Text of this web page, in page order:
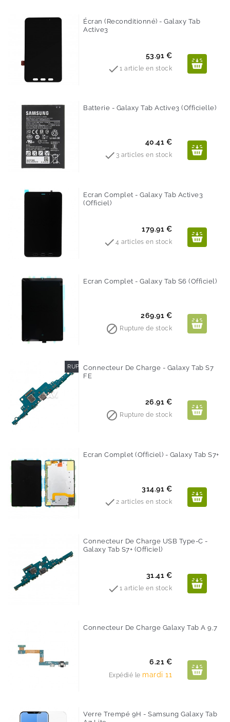
Écran (reconditionné) - Galaxy Tab
Active3
Prix
53.91 €
1 article en stock
Batterie - Galaxy Tab Active3 (Officielle)
Prix
40.41 €
 3 articles en stock
Ecran Complet - Galaxy Tab Active3
(Officiel)
Prix
179.91 €
 4 articles en stock
Ecran Complet - Galaxy Tab S6 (Officiel)
Prix
269.91 €
 Rupture de stock
RUPTURE DE STOCK
Connecteur De Charge - Galaxy Tab S7
FE
Prix
26.91 €
 Rupture de stock
Ecran Complet (Officiel) - Galaxy Tab S7+
Prix
314.91 €
 2 articles en stock
Connecteur De Charge USB Type-C -
Galaxy Tab S7+ (Officiel)
Prix
31.41 €
1 article en stock
Connecteur De Charge Galaxy Tab A 9,7
Prix
6.21 €
Expédié le mardi 11
Verre Trempé 9H - Samsung Galaxy Tab